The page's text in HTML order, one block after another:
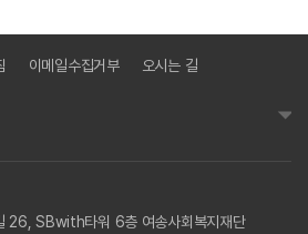
이메일수집거부 오시는 길
26, SBwith타워 6층 여송사회복지재단